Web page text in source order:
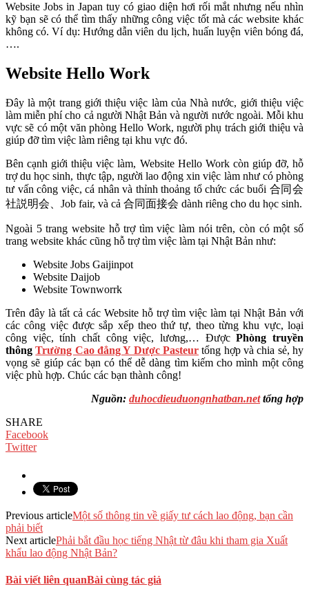
Website Jobs in Japan tuy có giao diện hơi rối mắt nhưng nếu nhìn
kỹ bạn sẽ có thể tìm thấy những công việc tốt mà các website khác
không có. Ví dụ: Hướng dẫn viên du lịch, huấn luyện viên bóng đá,
….
Website Hello Work
Đây là một trang giới thiệu việc làm của Nhà nước, giới thiệu việc
làm miễn phí cho cả người Nhật Bản và người nước ngoài. Mỗi khu
vực sẽ có một văn phòng Hello Work, người phụ trách giới thiệu và
giúp đỡ tìm việc làm riêng tại khu vực đó.
Bên cạnh giới thiệu việc làm, Website Hello Work còn giúp đỡ, hỗ
trợ du học sinh, thực tập, người lao động xin việc làm như có phòng
tư vấn công việc, cá nhân và thỉnh thoảng tổ chức các buổi 合同会
社説明会、Job fair, và cả 合同面接会 dành riêng cho du học sinh.
Ngoài 5 trang website hỗ trợ tìm việc làm nói trên, còn có một số
trang website khác cũng hỗ trợ tìm việc làm tại Nhật Bản như:
Website Jobs Gaijinpot
Website Daijob
Website Townworrk
Trên đây là tất cả các Website hỗ trợ tìm việc làm tại Nhật Bản với
các công việc được sắp xếp theo thứ tự, theo từng khu vực, loại
công việc, tính chất công việc, lương,… ĐượcPhòng truyền
thôngTrường Cao đẳng Y Dược Pasteur tổng hợp và chia sẻ, hy
vọng sẽ giúp các bạn có thể dễ dàng tìm kiếm cho mình một công
việc phù hợp. Chúc các bạn thành công!
Nguồn: duhocdieuduongnhatban.nettổng hợp
SHARE
Facebook
Twitter
Previous articleMột số thông tin về giấy tư cách lao động, bạn cần
phải biết
Next articlePhải bắt đầu học tiếng Nhật từ đâu khi tham gia Xuất
khẩu lao động Nhật Bản?
Bài viết liên quanBài cùng tác giả